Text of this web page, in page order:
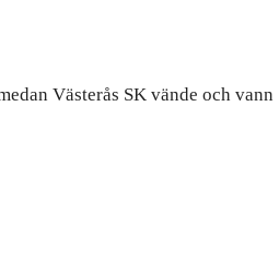
Västerås SK vände och vann